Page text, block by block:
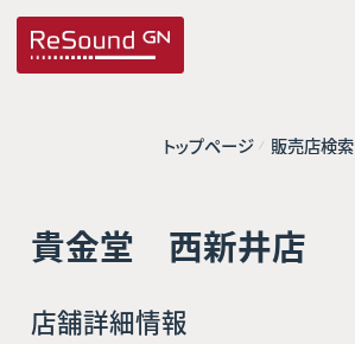
トップページ 販売店検索
貴金堂 西新井店
店舗詳細情報